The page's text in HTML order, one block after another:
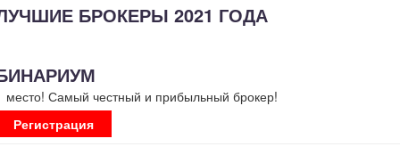
БРОКЕРЫ 2021 ГОДА
место! Самый честный и прибыльный брокер!
Регистрация